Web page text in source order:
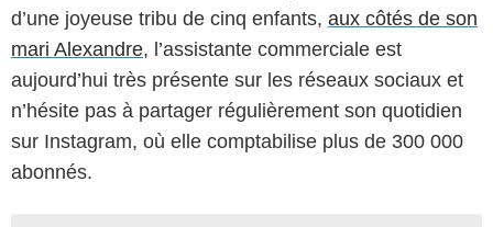
d’une joyeuse tribu de cinq enfants, aux côtés de son
mari Alexandre, l’assistante commerciale est
aujourd’hui très présente sur les réseaux sociaux et
n’hésite pas à partager régulièrement son quotidien
sur Instagram, où elle comptabilise plus de 300 000
abonnés.